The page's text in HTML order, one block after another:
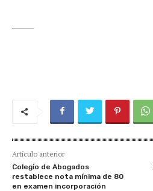
Artículo anterior
Colegio de Abogados
restablece nota mínima de 80
en examen incorporación